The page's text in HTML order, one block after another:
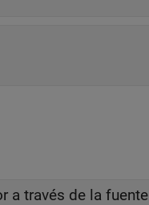
a través de la fuente